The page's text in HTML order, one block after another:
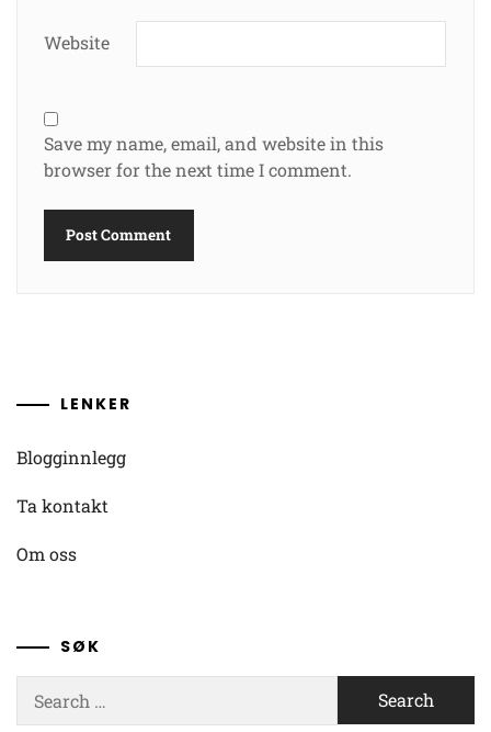
Website
Save my name, email, and website in this
browser for the next time I comment.
LENKER
Blogginnlegg
Ta kontakt
Om oss
SØK
for: